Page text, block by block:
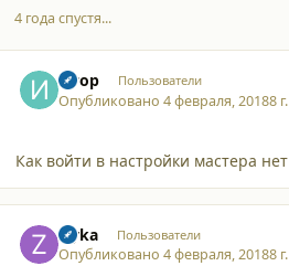
4 года спустя...
Игор Пользователи
Опубликовано4 февраля, 20188 г.
Как войти в настройки мастера нет
zlyka Пользователи
Опубликовано4 февраля, 20188 г.